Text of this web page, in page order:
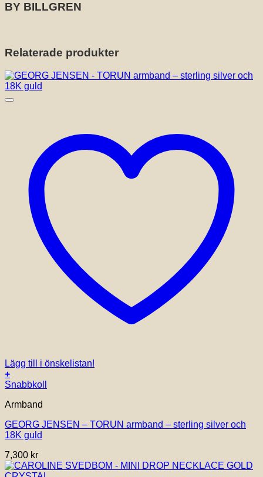
BY BILLGREN
Relaterade produkter
Lägg till i önskelistan!
+
Den
produkten
flera
varianter.
olika
alternativen
Snabbkoll
Armband
GEORG JENSEN – TORUN armband – sterling silver och
18K guld
7,300 kr